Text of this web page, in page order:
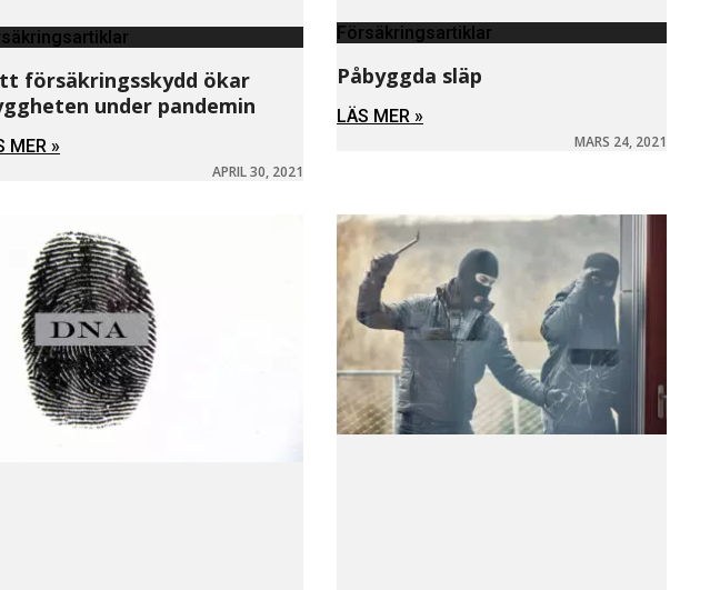
försäkringsskydd ökar
under pandemin
MER »
APRIL 30, 2021
Försäkringsartiklar
Påbyggda släp
LÄS MER »
MARS 24, 2021